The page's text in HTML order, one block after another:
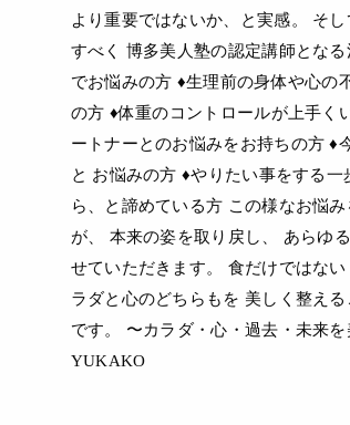
より重要ではないか、と実感。 そ
すべく 博多美人塾の認定講師とな
でお悩みの方 ♦生理前の身体や心の
の方 ♦体重のコントロールが上手く
ートナーとのお悩みをお持ちの方 ♦
と お悩みの方 ♦やりたい事をする
ら、と諦めている方 この様なお悩
が、 本来の姿を取り戻し、 あらゆ
せていただきます。 食だけではな
ラダと心のどちらもを 美しく整え
です。 〜カラダ・心・過去・未来
YUKAKO